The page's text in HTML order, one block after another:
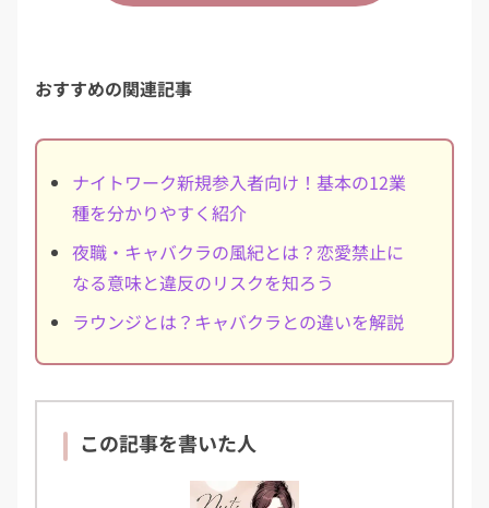
おすすめの関連記事
ナイトワーク新規参入者向け！基本の12業
種を分かりやすく紹介
夜職・キャバクラの風紀とは？恋愛禁止に
なる意味と違反のリスクを知ろう
ラウンジとは？キャバクラとの違いを解説
この記事を書いた人